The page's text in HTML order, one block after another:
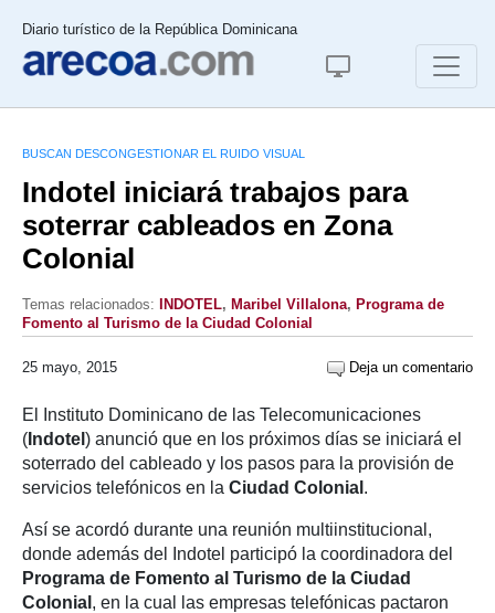
Diario turístico de la República Dominicana
BUSCAN DESCONGESTIONAR EL RUIDO VISUAL
Indotel iniciará trabajos para
soterrar cableados en Zona
Colonial
Temas relacionados: INDOTEL, Maribel Villalona, Programa de
Fomento al Turismo de la Ciudad Colonial
25 mayo, 2015 Deja un comentario
El Instituto Dominicano de las Telecomunicaciones
( Indotel ) anunció que en los próximos días se iniciará el
soterrado del cableado y los pasos para la provisión de
servicios telefónicos en la Ciudad Colonial .
Así se acordó durante una reunión multiinstitucional,
donde además del Indotel participó la coordinadora del
Programa de Fomento al Turismo de la Ciudad
Colonial , en la cual las empresas telefónicas pactaron